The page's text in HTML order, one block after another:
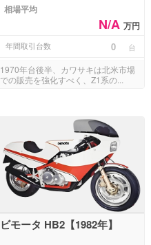
相場平均
N/A 万円
年間取引台数 0 台
1970年台後半、カワサキは北米市場
での販売を強化すべく、Z1系の...
ビモータ HB2【1982年】